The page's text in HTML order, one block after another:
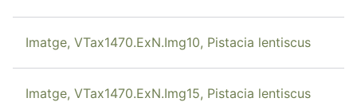
Imatge, VTax1470.ExN.Img10, Pistacia lentiscus
Imatge, VTax1470.ExN.Img15, Pistacia lentiscus